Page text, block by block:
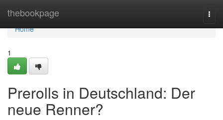
thebookpage
Home
Home
1
Prerolls in Deutschland: Der
neue Renner?